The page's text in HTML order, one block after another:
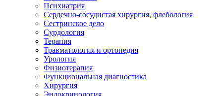
Психиатрия
Сердечно-сосудистая хирургия, флебология
Сестринское дело
Сурдология
Терапия
Травматология и ортопедия
Урология
Физиотерапия
Функциональная диагностика
Хирургия
Эндокринология